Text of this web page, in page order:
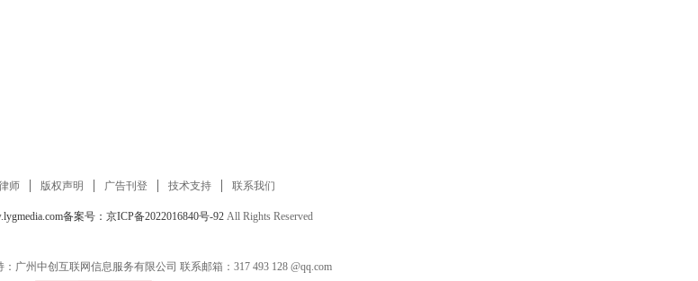
师 版权声明 广告刊登 技术支持 联系我们
备案号：京ICP备2022016840号-92 All Rights Reserved
广州中创互联网信息服务有限公司 联系邮箱：317 493 128 @qq.com